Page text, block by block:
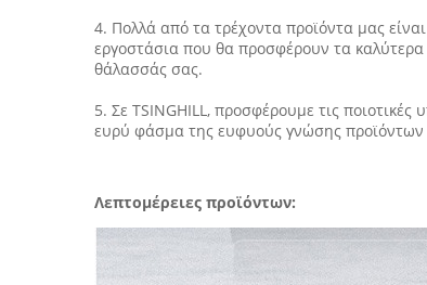
4. Πολλά από τα τρέχοντα προϊόντα μας
εργοστάσια που θα προσφέρουν τα καλύτερα
θάλασσάς σας.
5. Σε TSINGHILL, προσφέρουμε τις
ευρύ φάσμα της ευφυούς γνώσης προϊόντων
Λεπτομέρειες προϊόντων: